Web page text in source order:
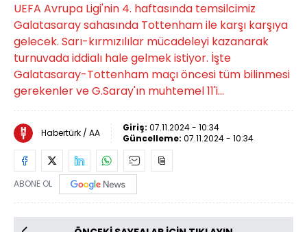
UEFA Avrupa Ligi'nin 4. haftasında temsilcimiz
Galatasaray sahasında Tottenham ile karşı karşıya
gelecek. Sarı-kırmızılılar mücadeleyi kazanarak
turnuvada iddialı hale gelmek istiyor. İşte
Galatasaray-Tottenham maçı öncesi tüm bilinmesi
gerekenler ve G.Saray'ın muhtemel 11'i...
Habertürk / AA Giriş: 07.11.2024 - 10:34
Güncelleme: 07.11.2024 - 10:34
ABONE OL